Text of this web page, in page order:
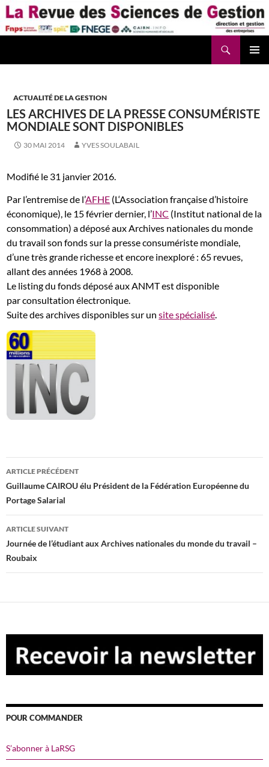
Aller
au
contenu
ACTUALITÉ DE LA GESTION
LES ARCHIVES DE LA PRESSE CONSUMÉRISTE
MONDIALE SONT DISPONIBLES
30 MAI 2014 YVES SOULABAIL
Modifié le 31 janvier 2016.
Par l’entremise de l’AFHE (L‘Association française d’histoire
économique), le 15 février dernier, l’INC (Institut national de la
consommation) a déposé aux Archives nationales du monde
du travail son fonds sur la presse consumériste mondiale,
d’une très grande richesse et encore inexploré : 65 revues,
allant des années 1968 à 2008.
Le listing du fonds déposé aux ANMT est disponible
par consultation électronique.
Suite des archives disponibles sur unsite spécialisé.
Navigation
des
articles
ARTICLE PRÉCÉDENT
Guillaume CAIROU élu Président de la Fédération Européenne du
Portage Salarial
ARTICLE SUIVANT
Journée de l’étudiant aux Archives nationales du monde du travail –
Roubaix
POUR COMMANDER
S’abonner à LaRSG